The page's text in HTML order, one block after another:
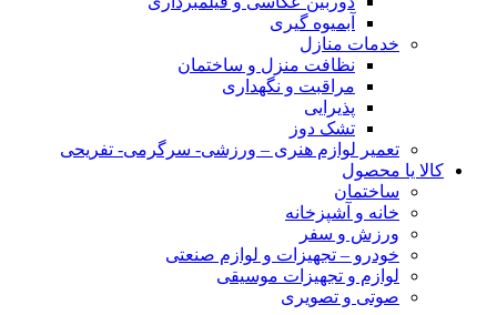
آبمیوه گیری
خدمات منازل
نظافت منزل و ساختمان
مراقبت و نگهداری
پذیرایی
تشک دوز
تعمیر لوازم هنری – ورزشی- سرگرمی- تفریحی
کالا یا محصول
ساختمان
خانه و آشپزخانه
ورزش و سفر
خودرو – تجهیزات و لوازم صنعتی
لوازم و تجهیزات موسیقی
صوتی و تصویری